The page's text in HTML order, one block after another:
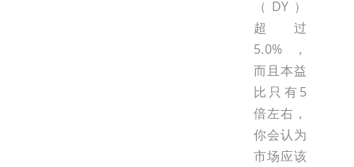
（DY）
超过
5.0%，
而且本益
比只有5
倍左右，
你会认为
市场应该